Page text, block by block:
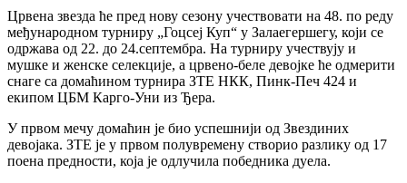
Црвена звезда ће пред нову сезону учествовати на 48. по реду
међународном турниру „Гоцсеј Куп“ у Залаегершегу, који се
одржава од 22. до 24.септембра. На турниру учествују и
мушке и женске селекције, а црвено-беле девојке ће одмерити
снаге са домаћином турнира ЗТЕ НКК, Пинк-Печ 424 и
екипом ЦБМ Карго-Уни из Ђера.
У првом мечу домаћин је био успешнији од Звездиних
девојака. ЗТЕ је у првом полувремену створио разлику од 17
поена предности, која је одлучила победника дуела.